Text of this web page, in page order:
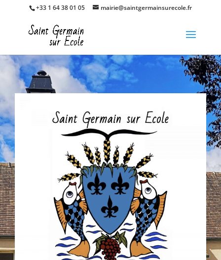
+33 1 64 38 01 05 mairie@saintgermainsurecole.fr